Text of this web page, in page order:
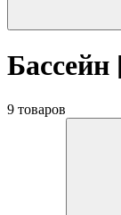
9 товаров